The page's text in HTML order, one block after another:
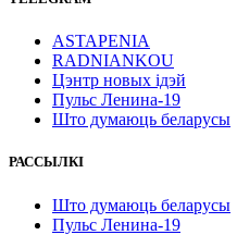
ASTAPENIA
RADNIANKOU
Цэнтр новых ідэй
Пульс Ленина-19
Што думаюць беларусы
РАССЫЛКІ
Што думаюць беларусы
Пульс Ленина-19